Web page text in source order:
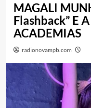
MAGALI
Flashback” E
ACADEMIAS
radionovampb.com